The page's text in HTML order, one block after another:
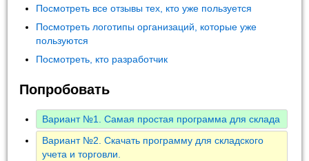
Посмотреть все отзывы тех, кто уже пользуется
Посмотреть логотипы организаций, которые уже
пользуются
Посмотреть, кто разработчик
Попробовать
Вариант №1. Самая простая программа для склада
Вариант №2. Скачать программу для складского
учета и торговли.